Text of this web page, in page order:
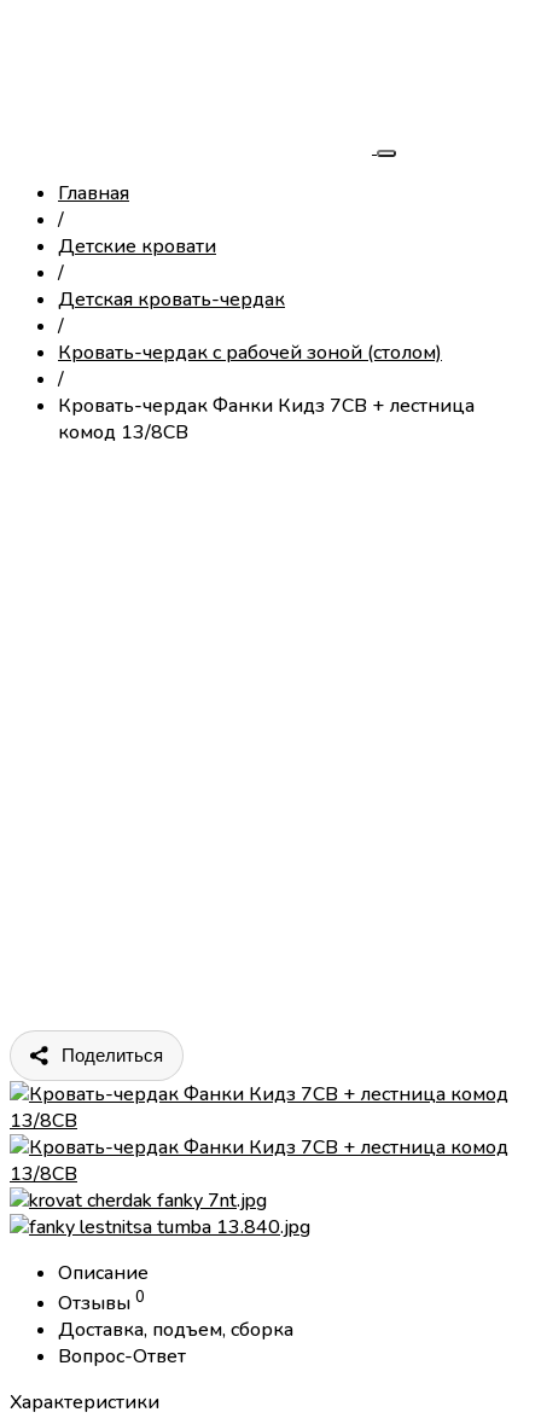
Главная
/
Детские кровати
/
Детская кровать-чердак
/
Кровать-чердак с рабочей зоной (столом)
/
Кровать-чердак Фанки Кидз 7СВ + лестница
комод 13/8СВ
Поделиться
Описание
Отзывы 0
Доставка, подъем, сборка
Вопрос-Ответ
Характеристики